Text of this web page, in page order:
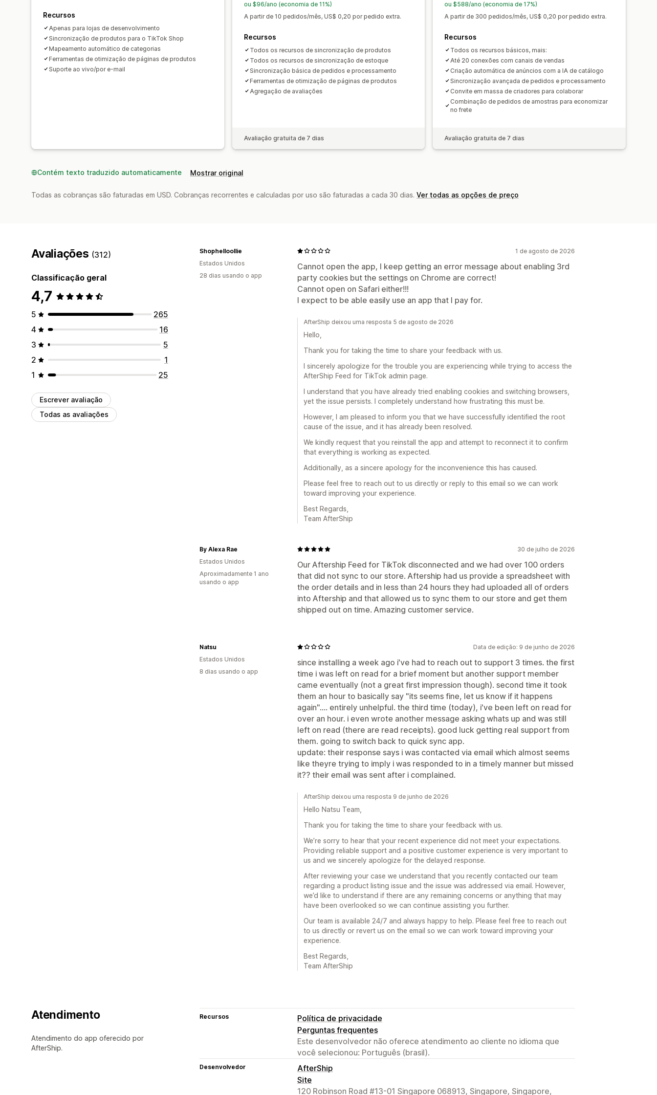
Recursos
Apenas para lojas de desenvolvimento
Sincronização de produtos para o TikTok Shop
Mapeamento automático de categorias
Ferramentas de otimização de páginas de produtos
Suporte ao vivo/por e-mail
ou $96/ano (economia de 11%)
A partir de 10 pedidos/mês, US$ 0,20 por pedido extra.
Recursos
Todos os recursos de sincronização de produtos
Todos os recursos de sincronização de estoque
Sincronização básica de pedidos e processamento
Ferramentas de otimização de páginas de produtos
Agregação de avaliações
Avaliação gratuita de 7 dias
ou $588/ano (economia de 17%)
A partir de 300 pedidos/mês, US$ 0,20 por pedido extra.
Recursos
Todos os recursos básicos, mais:
Até 20 conexões com canais de vendas
Criação automática de anúncios com a IA de catálogo
Sincronização avançada de pedidos e processamento
Convite em massa de criadores para colaborar
Combinação de pedidos de amostras para economizar
no frete
Avaliação gratuita de 7 dias
Contém texto traduzido automaticamente Mostrar original
Todas as cobranças são faturadas em USD. Cobranças recorrentes e calculadas por uso são faturadas a cada 30 dias. Ver todas as opções de preço
Avaliações (312)
Classificação geral
4,7
5
265
4
16
3
5
2
1
1
25
Escrever avaliação
Todas as avaliações
1 de agosto de 2026
Cannot open the app, I keep getting an error message about enabling 3rd
party cookies but the settings on Chrome are correct!
Cannot open on Safari either!!!
I expect to be able easily use an app that I pay for.
Shophelloollie
Estados Unidos
28 dias usando o app
AfterShip deixou uma resposta 5 de agosto de 2026
Hello,
Thank you for taking the time to share your feedback with us.
I sincerely apologize for the trouble you are experiencing while trying to access the
AfterShip Feed for TikTok admin page.
I understand that you have already tried enabling cookies and switching browsers,
yet the issue persists. I completely understand how frustrating this must be.
However, I am pleased to inform you that we have successfully identified the root
cause of the issue, and it has already been resolved.
We kindly request that you reinstall the app and attempt to reconnect it to confirm
that everything is working as expected.
Additionally, as a sincere apology for the inconvenience this has caused.
Please feel free to reach out to us directly or reply to this email so we can work
toward improving your experience.
Best Regards,
Team AfterShip
30 de julho de 2026
Our Aftership Feed for TikTok disconnected and we had over 100 orders
that did not sync to our store. Aftership had us provide a spreadsheet with
the order details and in less than 24 hours they had uploaded all of orders
into Aftership and that allowed us to sync them to our store and get them
shipped out on time. Amazing customer service.
By Alexa Rae
Estados Unidos
Aproximadamente 1 ano
usando o app
Data de edição: 9 de junho de 2026
since installing a week ago i've had to reach out to support 3 times. the first
time i was left on read for a brief moment but another support member
came eventually (not a great first impression though). second time it took
them an hour to basically say "its seems fine, let us know if it happens
again".... entirely unhelpful. the third time (today), i've been left on read for
over an hour. i even wrote another message asking whats up and was still
left on read (there are read receipts). good luck getting real support from
them. going to switch back to quick sync app.
update: their response says i was contacted via email which almost seems
like theyre trying to imply i was responded to in a timely manner but missed
it?? their email was sent after i complained.
Natsu
Estados Unidos
8 dias usando o app
AfterShip deixou uma resposta 9 de junho de 2026
Hello Natsu Team,
Thank you for taking the time to share your feedback with us.
We’re sorry to hear that your recent experience did not meet your expectations.
Providing reliable support and a positive customer experience is very important to
us and we sincerely apologize for the delayed response.
After reviewing your case we understand that you recently contacted our team
regarding a product listing issue and the issue was addressed via email. However,
we’d like to understand if there are any remaining concerns or anything that may
have been overlooked so we can continue assisting you further.
Our team is available 24/7 and always happy to help. Please feel free to reach out
to us directly or revert us on the email so we can work toward improving your
experience.
Best Regards,
Team AfterShip
Atendimento
Atendimento do app oferecido por
AfterShip.
Recursos
Política de privacidade
Perguntas frequentes
Este desenvolvedor não oferece atendimento ao cliente no idioma que
você selecionou: Português (brasil).
Desenvolvedor
AfterShip
Site
120 Robinson Road #13-01 Singapore 068913, Singapore, Singapore,